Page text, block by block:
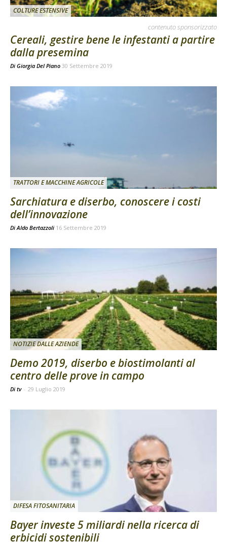
COLTURE ESTENSIVE
contenuto sponsorizzato
Cereali, gestire bene le infestanti a partire
dalla presemina
Di Giorgia Del Piano 30 Settembre 2019
TRATTORI E MACCHINE AGRICOLE
Sarchiatura e diserbo, conoscere i costi
dell’innovazione
Di Aldo Bertazzoli 16 Settembre 2019
NOTIZIE DALLE AZIENDE
Demo 2019, diserbo e biostimolanti al
centro delle prove in campo
Di tv - 29 Luglio 2019
DIFESA FITOSANITARIA
Bayer investe 5 miliardi nella ricerca di
erbicidi sostenibili